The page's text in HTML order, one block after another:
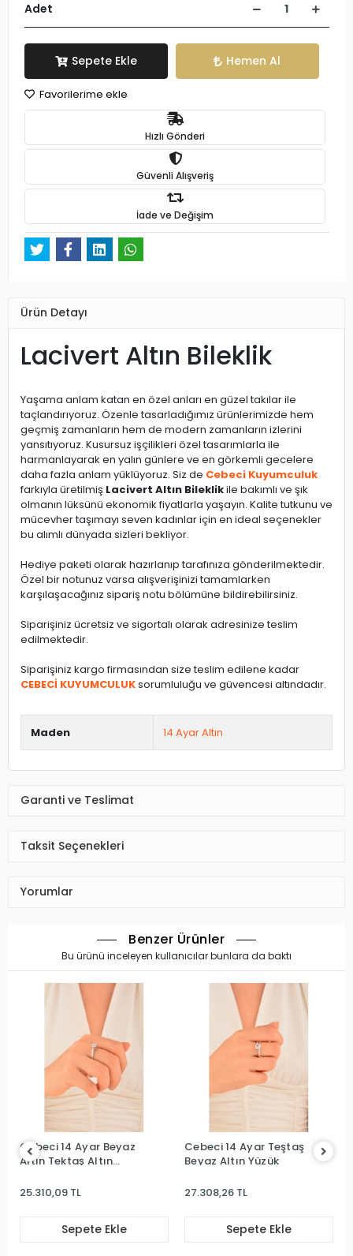
Adet
Sepete Ekle Hemen Al
Favorilerime ekle
Hızlı Gönderi
Güvenli Alışveriş
İade ve Değişim
Ürün Detayı
Lacivert Altın Bileklik
Yaşama anlam katan en özel anları en güzel takılar ile
taçlandırıyoruz. Özenle tasarladığımız ürünlerimizde hem
geçmiş zamanların hem de modern zamanların izlerini
yansıtıyoruz. Kusursuz işçilikleri özel tasarımlarla ile
harmanlayarak en yalın günlere ve en görkemli gecelere
daha fazla anlam yüklüyoruz. Siz de Cebeci Kuyumculuk
farkıyla üretilmiş Lacivert Altın Bileklikile bakımlı ve şık
olmanın lüksünü ekonomik fiyatlarla yaşayın. Kalite tutkunu ve
mücevher taşımayı seven kadınlar için en ideal seçenekler
bu alımlı dünyada sizleri bekliyor.
Hediye paketi olarak hazırlanıp tarafınıza gönderilmektedir.
Özel bir notunuz varsa alışverişinizi tamamlarken
karşılaşacağınız sipariş notu bölümüne bildirebilirsiniz.
Siparişiniz ücretsiz ve sigortalı olarak adresinize teslim
edilmektedir.
Siparişiniz kargo firmasından size teslim edilene kadar
CEBECİ KUYUMCULUKsorumluluğu ve güvencesi altındadır.
Maden 14 Ayar Altın
Garanti ve Teslimat
Taksit Seçenekleri
Yorumlar
Benzer Ürünler
Bu ürünü inceleyen kullanıcılar bunlara da baktı
Cebeci 14 Ayar Beyaz
Altın Tektaş Altın
25.310,09 TL
Sepete Ekle
Cebeci 14 Ayar Teştaş
Beyaz Altın Yüzük
27.308,26 TL
Sepete Ekle